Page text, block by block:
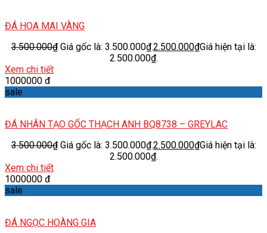
ĐÁ HOA MAI VÀNG
3.500.000₫ Giá gốc là: 3.500.000₫.2.500.000₫Giá hiện tại là:
2.500.000₫.
Xem chi tiết
1000000 đ
sale
ĐÁ NHÂN TẠO GỐC THẠCH ANH BQ8738 – GREYLAC
3.500.000₫ Giá gốc là: 3.500.000₫.2.500.000₫Giá hiện tại là:
2.500.000₫.
Xem chi tiết
1000000 đ
sale
ĐÁ NGỌC HOÀNG GIA